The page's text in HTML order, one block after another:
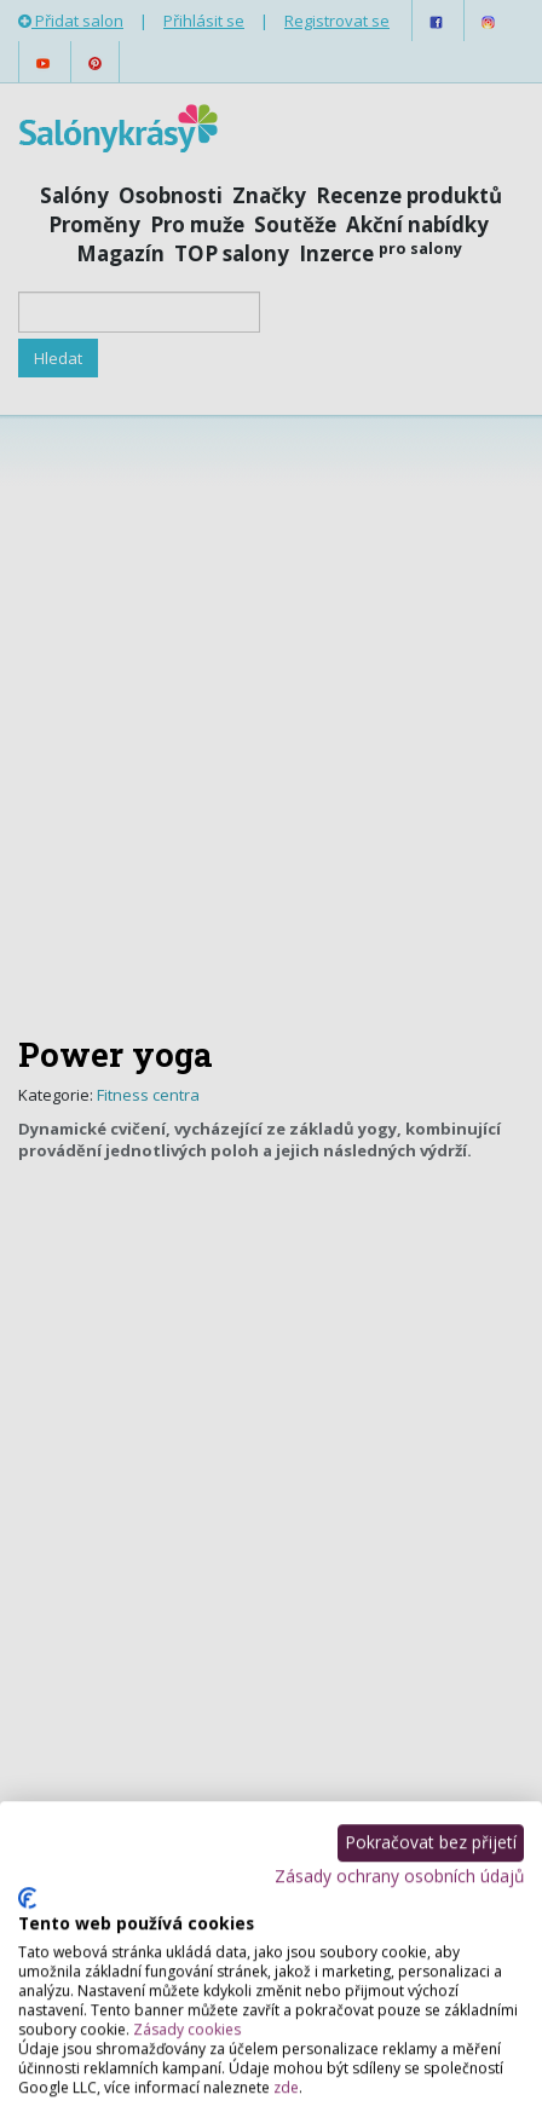
Přidat salon | Přihlásit se | Registrovat se
Salóny Osobnosti Značky Recenze produktů
Proměny Pro muže Soutěže Akční nabídky
Magazín TOP salony Inzerce pro salony
Power yoga
Kategorie: Fitness centra
Dynamické cvičení, vycházející ze základů yogy, kombinující
provádění jednotlivých poloh a jejich následných výdrží.
Power yoga OpavaPower yoga Zlín
Power yoga České Budějovice
Power yoga Jihlava
Power yoga Hradec Králové Power yoga Děčín
Power yoga Havířov
Partneři webu
Pokračovat bez přijetí
Zásady ochrany osobních údajů
Tento web používá cookies
Tato webová stránka ukládá data, jako jsou soubory cookie, aby
umožnila základní fungování stránek, jakož i marketing, personalizaci a
analýzu. Nastavení můžete kdykoli změnit nebo přijmout výchozí
nastavení. Tento banner můžete zavřít a pokračovat pouze se základními
soubory cookie. Zásady cookies
Údaje jsou shromažďovány za účelem personalizace reklamy a měření
účinnosti reklamních kampaní. Údaje mohou být sdíleny se společností
Google LLC, více informací naleznete zde.